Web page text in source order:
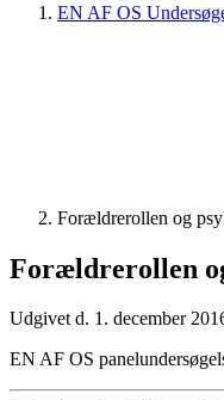
EN AF OS
Forældrerollen og
Forældrerollen
Udgivet d. 1. december
EN AF OS